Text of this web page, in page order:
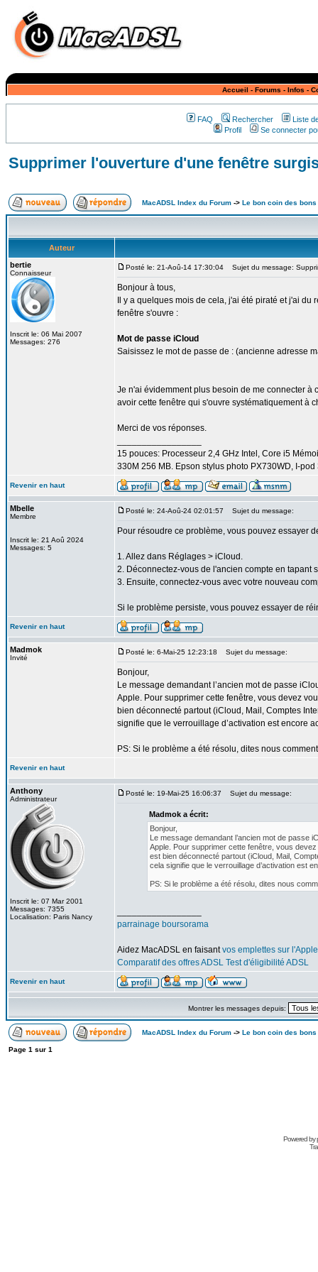
Accueil - Forums - Infos -
FAQ Rechercher
Liste
Profil
Se connecter
Supprimer l'ouverture d'une fenêtre
MacADSL Index du Forum -> Le bon coin des
Auteur
bertie
Connaisseur
Inscrit le: 06 Mai 2007
Messages: 276
Posté le: 21-Aoû-14 17:30:04 Sujet du message:
Bonjour à tous,
Il y a quelques mois de cela, j'ai été piraté et j'ai
fenêtre s'ouvre :
Mot de passe iCloud
Saisissez le mot de passe de : (ancienne adresse
Je n'ai évidemment plus besoin de me connecter à
avoir cette fenêtre qui s'ouvre systématiquement à
Merci de vos réponses.
15 pouces: Processeur 2,4 GHz Intel, Core i5
330M 256 MB. Epson stylus photo PX730WD, I-
Revenir en haut
Mbelle
Membre
Inscrit le: 21 Aoû 2024
Messages: 5
Posté le: 24-Aoû-24 02:01:57 Sujet du message:
Pour résoudre ce problème, vous pouvez essayer
1. Allez dans Réglages > iCloud.
2. Déconnectez-vous de l'ancien compte en tapant
3. Ensuite, connectez-vous avec votre nouveau
Si le problème persiste, vous pouvez essayer de
Revenir en haut
Madmok
Invité
Posté le: 6-Mai-25 12:23:18 Sujet du message:
Bonjour,
Le message demandant l’ancien mot de passe
Apple. Pour supprimer cette fenêtre, vous devez
bien déconnecté partout (iCloud, Mail, Comptes
signifie que le verrouillage d’activation est encore
PS: Si le problème a été résolu, dites nous
Revenir en haut
Anthony
Administrateur
Inscrit le: 07 Mar 2001
Messages: 7355
Localisation: Paris Nancy
Posté le: 19-Mai-25 16:06:37 Sujet du message:
Madmok a écrit:
Bonjour,
Le message demandant l’ancien mot de passe
Apple. Pour supprimer cette fenêtre, vous
est bien déconnecté partout (iCloud, Mail,
cela signifie que le verrouillage d’activation est
PS: Si le problème a été résolu, dites nous
parrainage boursorama
Aidez MacADSL en faisantvos emplettes sur
Comparatif des offres ADSL Test d'éligibilité ADSL
Revenir en haut
Montrer les messages depuis:
MacADSL Index du Forum -> Le bon coin des
Page 1 sur 1
Powered by